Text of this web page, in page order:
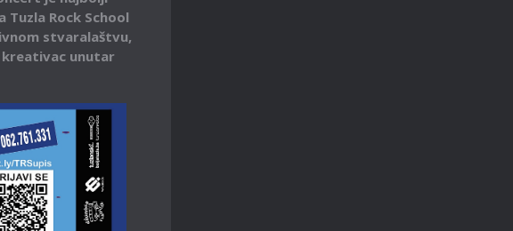
Rock School
stvaralaštvu,
unutar